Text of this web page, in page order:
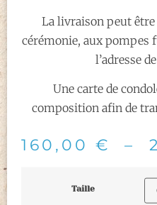
La livraison peut
cérémonie, aux pompes
l’adresse
Une carte de
composition afin de
160,00 € –
Taille